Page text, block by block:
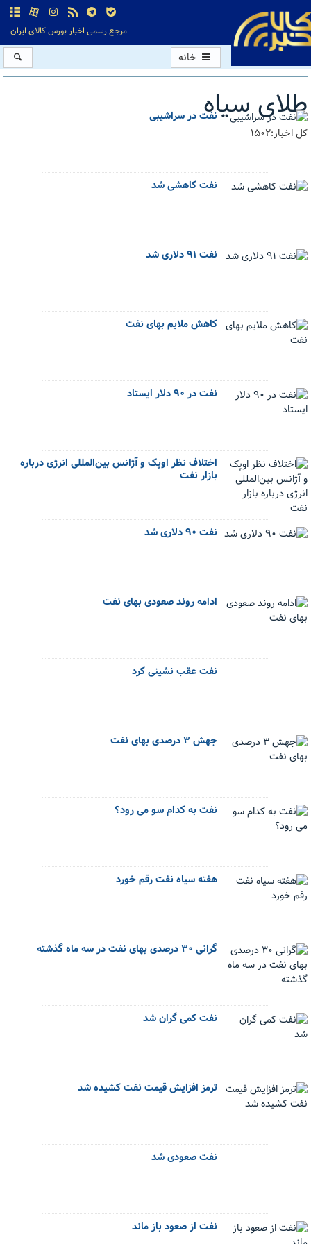
مرجع رسمی اخبار بورس کالای ایران
خانه
طلای سیاه
کل اخبار:1502
نفت در سراشیبی
نفت کاهشی شد
نفت ۹۱ دلاری شد
کاهش ملایم بهای نفت
نفت در ۹۰ دلار ایستاد
اختلاف نظر اوپک و آژانس بین‌المللی انرژی درباره
بازار نفت
نفت ۹۰ دلاری شد
ادامه روند صعودی بهای نفت
نفت عقب نشینی کرد
جهش ۳ درصدی بهای نفت
نفت به کدام سو می رود؟
هفته سیاه نفت رقم خورد
گرانی ۳۰ درصدی بهای نفت در سه ماه گذشته
نفت کمی گران شد
ترمز افزایش قیمت نفت کشیده شد
نفت صعودی شد
نفت از صعود باز ماند